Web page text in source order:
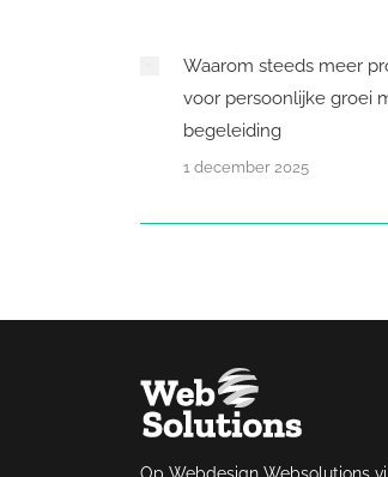
Waarom steeds meer
voor persoonlijke groei
begeleiding
1 december 2025